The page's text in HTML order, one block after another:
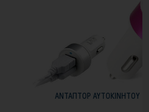
ΑΝΤΑΠΤΟΡ ΑΥΤΟΚΙΝΗΤΟΥ ΣΕ 2 USB